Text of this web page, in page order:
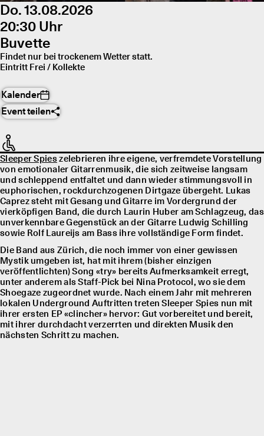
Do. 13.08.2026
20:30 Uhr
Buvette
Findet nur bei trockenem Wetter statt.
Eintritt Frei / Kollekte
Kalender
Event teilen
Sleeper Spieszelebrieren ihre eigene, verfremdete Vorstellung
von emotionaler Gitarrenmusik, die sich zeitweise langsam
und schleppend entfaltet und dann wieder stimmungsvoll in
euphorischen, rockdurchzogenen Dirtgaze übergeht. Lukas
Caprez steht mit Gesang und Gitarre im Vordergrund der
vierköpfigen Band, die durch Laurin Huber am Schlagzeug, das
unverkennbare Gegenstück an der Gitarre Ludwig Schilling
sowie Rolf Laureĳs am Bass ihre vollständige Form findet.
Die Band aus Zürich, die noch immer von einer gewissen
Mystik umgeben ist, hat mit ihrem (bisher einzigen
veröffentlichten) Song «try» bereits Aufmerksamkeit erregt,
unter anderem als Staff-Pick bei Nina Protocol, wo sie dem
Shoegaze zugeordnet wurde. Nach einem Jahr mit mehreren
lokalen Underground Auftritten treten Sleeper Spies nun mit
ihrer ersten EP «clincher» hervor: Gut vorbereitet und bereit,
mit ihrer durchdacht verzerrten und direkten Musik den
nächsten Schritt zu machen.